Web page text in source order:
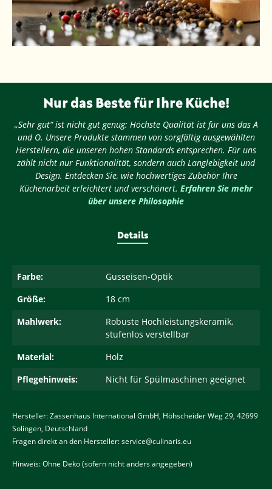
Nur das Beste für Ihre Küche!
„Sehr gut“ ist nicht gut genug: Höchste Qualität ist für uns das A
und O. Unsere Produkte stammen von sorgfältig ausgewählten
Herstellern, die unseren hohen Standards entsprechen. Für uns
zählt nicht nur Funktionalität, sondern auch Langlebigkeit und
Design. Entdecken Sie, wie hochwertiges Zubehör Ihre
Küchenarbeit erleichtert und verschönert. Erfahren Sie mehr
über unsere Philosophie
Details
Farbe:
Gusseisen-Optik
Größe:
18 cm
Mahlwerk:
Robuste Hochleistungskeramik,
stufenlos verstellbar
Material:
Holz
Pflegehinweis:
Nicht für Spülmaschinen geeignet
Hersteller: Zassenhaus International GmbH, Höhscheider Weg 29, 42699
Solingen, Deutschland
Fragen direkt an den Hersteller:service@culinaris.eu
Hinweis: Ohne Deko (sofern nicht anders angegeben)